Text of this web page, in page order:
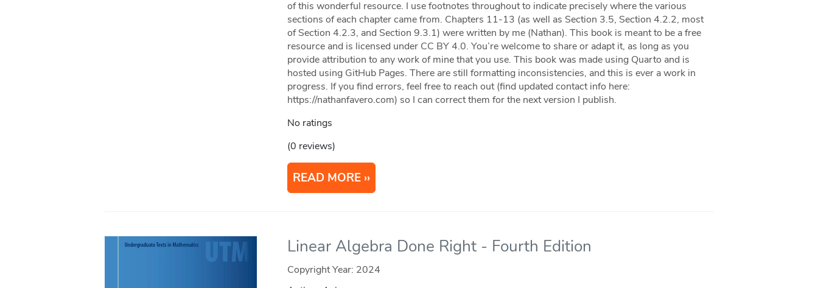
of this wonderful resource. I use footnotes throughout to indicate precisely where the various
sections of each chapter came from. Chapters 11-13 (as well as Section 3.5, Section 4.2.2, most
of Section 4.2.3, and Section 9.3.1) were written by me (Nathan). This book is meant to be a free
resource and is licensed under CC BY 4.0. You’re welcome to share or adapt it, as long as you
provide attribution to any work of mine that you use. This book was made using Quarto and is
hosted using GitHub Pages. There are still formatting inconsistencies, and this is ever a work in
progress. If you find errors, feel free to reach out (find updated contact info here:
https://nathanfavero.com) so I can correct them for the next version I publish.
No ratings
(0 reviews)
READ MORE
Linear Algebra Done Right - Fourth Edition
Copyright Year: 2024